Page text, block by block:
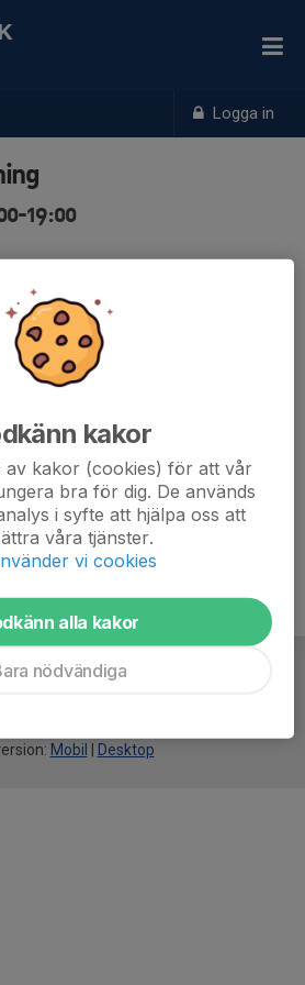
Logga in
19:00
sig på för pingisträning på
hanteras på annats sätt. Kontakta
om du vill veta mer.
Mobil Desktop
kakor
av kakor (cookies) för att vår
bra för dig. De används
i syfte att hjälpa oss att
våra tjänster.
vi cookies
alla kakor
nödvändiga